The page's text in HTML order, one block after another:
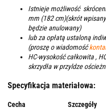
Istnieje możliwość
mm (182 cm)(skrót
będzie anulowany)
lub za opłatą ustaloną
(proszę o wiadomość
HC-wysokość całkowita ,
skrzydła w przyldze
Specyfikacja materiałowa:
Cecha
Szczegóły